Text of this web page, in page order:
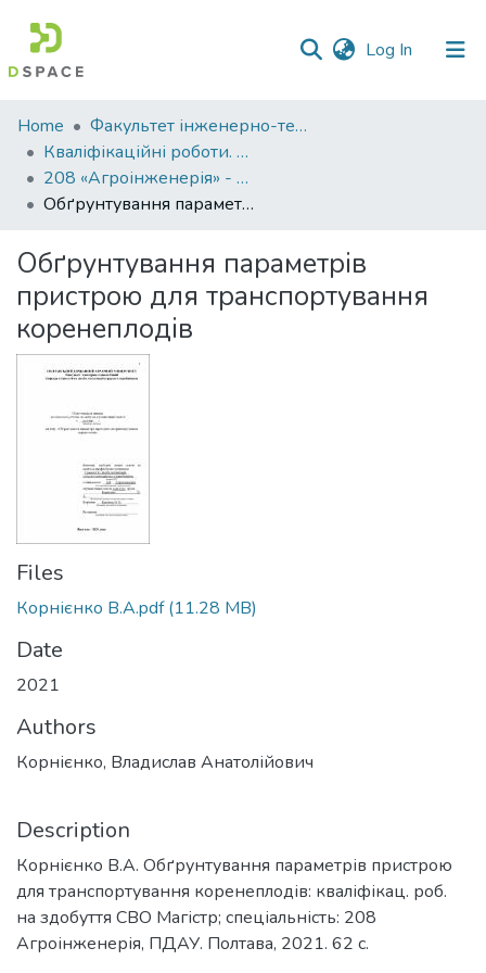
Log In (current)
Communities
&
Collections
All of DSpace
Statistics
Home
Факультет інженерно-технологічний
Кваліфікаційні роботи. Факультет інженерно-технологічний
208 «Агроінженерія» - Магістри 2021-2022
Обґрунтування параметрів пристрою для транспортування коренеплодів
Обґрунтування параметрів
пристрою для транспортування
коренеплодів
Files
Корнієнко В.А.pdf(11.28 MB)
Date
2021
Authors
Корнієнко, Владислав Анатолійович
Description
Корнієнко В.А. Обґрунтування параметрів пристрою
для транспортування коренеплодів: кваліфікац. роб.
на здобуття СВО Магістр; спеціальність: 208
Агроінженерія, ПДАУ. Полтава, 2021. 62 с.